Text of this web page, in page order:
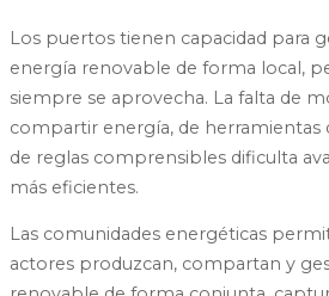
Los puertos tienen capacidad para
energía renovable de forma local,
siempre se aprovecha. La falta de
compartir energía, de herramientas
de reglas comprensibles dificulta
más eficientes.
Las comunidades energéticas
actores produzcan, compartan y